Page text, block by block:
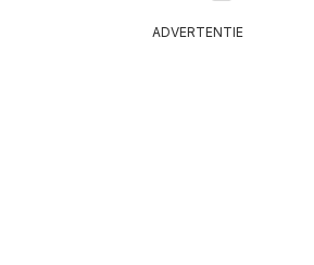
ADVERTENTIE